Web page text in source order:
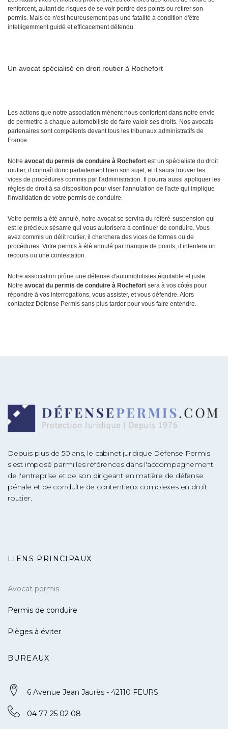
renforcent, autant de risques de se voir perdre des points ou retirer son
permis. Mais ce n'est heureusement pas une fatalité à condition d'être
intelligemment guidé et efficacement défendu.
Un avocat spécialisé en droit routier à Rochefort
Les actions que notre association mènent nous confortent dans notre envie
de permettre à chaque automobiliste de faire valoir ses droits. Nos avocats
partenaires sont compétents devant tous les tribunaux administratifs de
France.
Notre avocat du permis de conduire à Rochefort est un spécialiste du droit
routier, il connaît donc parfaitement bien son sujet, et il saura trouver les
vices de procédures commis par l'administration. Il pourra aussi appliquer les
règles de droit à sa disposition pour viser l'annulation de l'acte qui implique
l'invalidation de votre permis de conduire.
Votre permis a été annulé, notre avocat se servira du référé-suspension qui
est le précieux sésame qui vous autorisera à continuer de conduire. Vous
avez commis un délit routier, il cherchera des vices de formes ou de
procédures. Votre permis à été annulé par manque de points, il intentera un
recours ou une contestation.
Notre association prône une défense d'automobilistes équitable et juste.
Notre avocat du permis de conduire à Rochefort sera à vos côtés pour
répondre à vos interrogations, vous assister, et vous défendre. Alors
contactez Défense Permis sans plus tarder pour vous faire entendre.
Depuis plus de 50 ans, le cabinet juridique Défense Permis
s’est imposé parmi les références dans l'accompagnement
de l'entreprise et de son dirigeant en matière de défense
pénale et de conduite de contentieux complexes en droit
routier.
LIENS PRINCIPAUX
Avocat permis
Permis de conduire
Pièges à éviter
BUREAUX
6 Avenue Jean Jaurès - 42110 FEURS
04 77 25 02 08